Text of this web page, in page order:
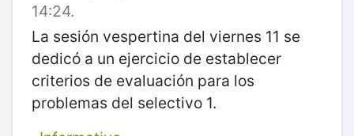
14:24.
La sesión vespertina del viernes 11 se
dedicó a un ejercicio de establecer
criterios de evaluación para los
problemas del selectivo 1.